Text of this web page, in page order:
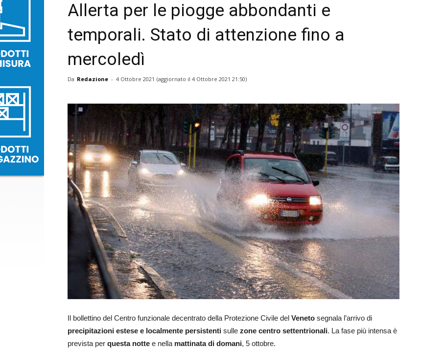
Allerta per le piogge abbondanti e
temporali. Stato di attenzione fino a
mercoledì
Da Redazione - 4 Ottobre 2021 (aggiornato il 4 Ottobre 2021 21:50)
Il bollettino del Centro funzionale decentrato della Protezione Civile del Veneto segnala l’arrivo di
precipitazioni estese e localmente persistenti sulle zone centro settentrionali. La fase più intensa è
prevista per questa notte e nella mattinata di domani, 5 ottobre.